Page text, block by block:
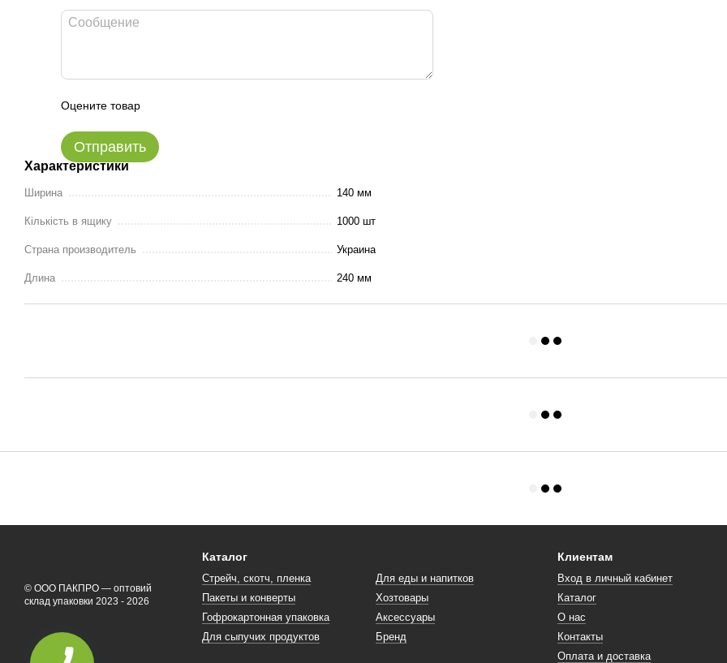
Оцените товар
Отправить
Характеристики
Ширина 140 мм
Кількість в ящику 1000 шт
Страна производитель Украина
Длина 240 мм
© ООО ПАКПРО — оптовий
склад упаковки 2023 - 2026
Каталог
Стрейч, скотч, пленка
Пакеты и конверты
Гофрокартонная упаковка
Для сыпучих продуктов
Для еды и напитков
Хозтовары
Аксессуары
Бренд
Клиентам
Вход в личный кабинет
Каталог
О нас
Контакты
Оплата и доставка